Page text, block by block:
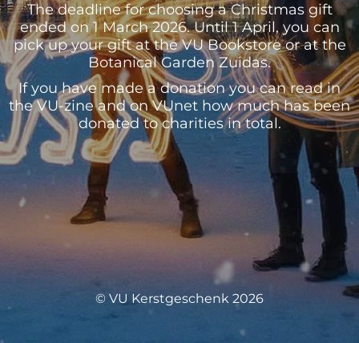
The deadline for choosing a Christmas gift
ended on 1 March 2026. Until 1 April, you can
pick up your gift at the VU Bookstore or at the
Botanical Garden Zuidas.
If you have made a donation you can read in
the VU-zine and on VUnet how much has been
donated to charities in total.
© VU Kerstgeschenk 2026